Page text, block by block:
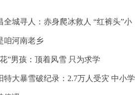
全城寻人：赤身爬冰救人 “红裤头”小
咱河南老乡
”男孩：顶着风雪 只为求学
特大暴雪破纪录：2.7万人受灾 中小学